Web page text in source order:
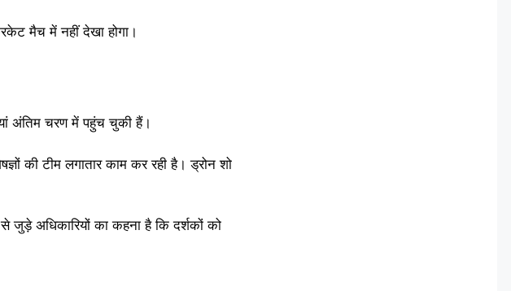
मैच में नहीं देखा होगा।
अंतिम चरण में पहुंच चुकी हैं।
की टीम लगातार काम कर रही है। ड्रोन शो
जुड़े अधिकारियों का कहना है कि दर्शकों को